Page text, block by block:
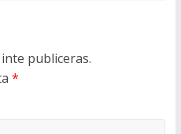
publiceras.
*